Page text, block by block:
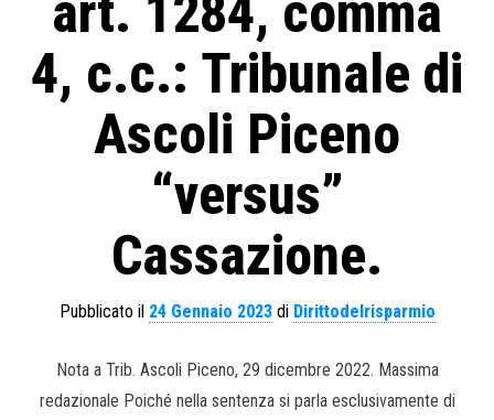
art. 1284, comma
4, c.c.: Tribunale di
Ascoli Piceno
“versus”
Cassazione.
Pubblicato il 24 Gennaio 2023di Dirittodelrisparmio
Nota a Trib. Ascoli Piceno, 29 dicembre 2022. Massima
redazionale Poiché nella sentenza si parla esclusivamente di